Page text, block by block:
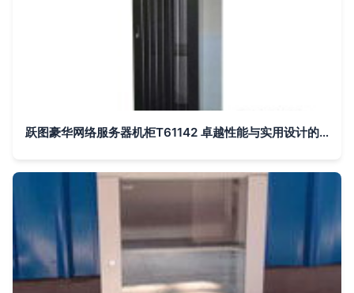
跃图豪华网络服务器机柜T61142 卓越性能与实用设计的完美融合